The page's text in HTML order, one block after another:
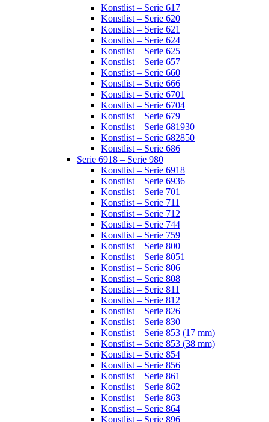
Konstlist – Serie 617
Konstlist – Serie 620
Konstlist – Serie 621
Konstlist – Serie 624
Konstlist – Serie 625
Konstlist – Serie 657
Konstlist – Serie 660
Konstlist – Serie 666
Konstlist – Serie 6701
Konstlist – Serie 6704
Konstlist – Serie 679
Konstlist – Serie 681930
Konstlist – Serie 682850
Konstlist – Serie 686
Serie 6918 – Serie 980
Konstlist – Serie 6918
Konstlist – Serie 6936
Konstlist – Serie 701
Konstlist – Serie 711
Konstlist – Serie 712
Konstlist – Serie 744
Konstlist – Serie 759
Konstlist – Serie 800
Konstlist – Serie 8051
Konstlist – Serie 806
Konstlist – Serie 808
Konstlist – Serie 811
Konstlist – Serie 812
Konstlist – Serie 826
Konstlist – Serie 830
Konstlist – Serie 853 (17 mm)
Konstlist – Serie 853 (38 mm)
Konstlist – Serie 854
Konstlist – Serie 856
Konstlist – Serie 861
Konstlist – Serie 862
Konstlist – Serie 863
Konstlist – Serie 864
Konstlist – Serie 896